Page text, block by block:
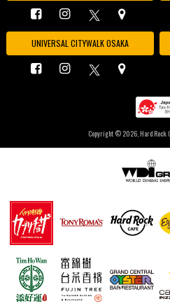
UNIVERSAL CITYWALK OSAKA
Copyright © 2026, Hard Rock